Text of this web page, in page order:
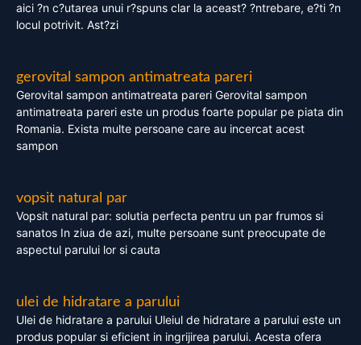
aici ?n c?utarea unui r?spuns clar la aceast? ?ntrebare, e?ti ?n
locul potrivit. Ast?zi
gerovital sampon antimatreata pareri
Gerovital sampon antimatreata pareri Gerovital sampon
antimatreata pareri este un produs foarte popular pe piata din
Romania. Exista multe persoane care au incercat acest
sampon
vopsit natural par
Vopsit natural par: solutia perfecta pentru un par frumos si
sanatos In ziua de azi, multe persoane sunt preocupate de
aspectul parului lor si cauta
ulei de hidratare a parului
Ulei de hidratare a parului Uleiul de hidratare a parului este un
produs popular si eficient in ingrijirea parului. Acesta ofera